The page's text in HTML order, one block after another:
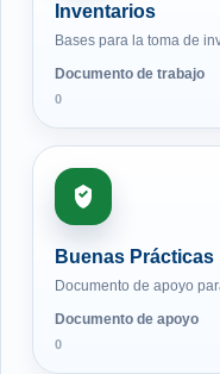
Inventarios
Bases para la toma de
Documento de trabajo
0
Buenas Prácticas
Documento de apoyo
Documento de apoyo
0